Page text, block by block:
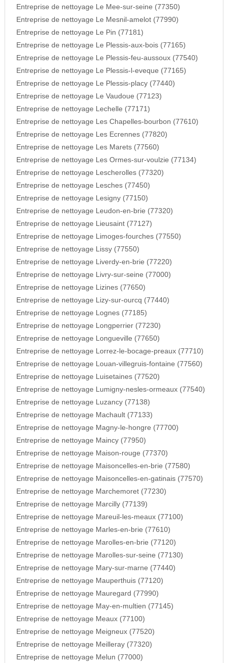
Entreprise de nettoyage Le Mee-sur-seine (77350)
Entreprise de nettoyage Le Mesnil-amelot (77990)
Entreprise de nettoyage Le Pin (77181)
Entreprise de nettoyage Le Plessis-aux-bois (77165)
Entreprise de nettoyage Le Plessis-feu-aussoux (77540)
Entreprise de nettoyage Le Plessis-l-eveque (77165)
Entreprise de nettoyage Le Plessis-placy (77440)
Entreprise de nettoyage Le Vaudoue (77123)
Entreprise de nettoyage Lechelle (77171)
Entreprise de nettoyage Les Chapelles-bourbon (77610)
Entreprise de nettoyage Les Ecrennes (77820)
Entreprise de nettoyage Les Marets (77560)
Entreprise de nettoyage Les Ormes-sur-voulzie (77134)
Entreprise de nettoyage Lescherolles (77320)
Entreprise de nettoyage Lesches (77450)
Entreprise de nettoyage Lesigny (77150)
Entreprise de nettoyage Leudon-en-brie (77320)
Entreprise de nettoyage Lieusaint (77127)
Entreprise de nettoyage Limoges-fourches (77550)
Entreprise de nettoyage Lissy (77550)
Entreprise de nettoyage Liverdy-en-brie (77220)
Entreprise de nettoyage Livry-sur-seine (77000)
Entreprise de nettoyage Lizines (77650)
Entreprise de nettoyage Lizy-sur-ourcq (77440)
Entreprise de nettoyage Lognes (77185)
Entreprise de nettoyage Longperrier (77230)
Entreprise de nettoyage Longueville (77650)
Entreprise de nettoyage Lorrez-le-bocage-preaux (77710)
Entreprise de nettoyage Louan-villegruis-fontaine (77560)
Entreprise de nettoyage Luisetaines (77520)
Entreprise de nettoyage Lumigny-nesles-ormeaux (77540)
Entreprise de nettoyage Luzancy (77138)
Entreprise de nettoyage Machault (77133)
Entreprise de nettoyage Magny-le-hongre (77700)
Entreprise de nettoyage Maincy (77950)
Entreprise de nettoyage Maison-rouge (77370)
Entreprise de nettoyage Maisoncelles-en-brie (77580)
Entreprise de nettoyage Maisoncelles-en-gatinais (77570)
Entreprise de nettoyage Marchemoret (77230)
Entreprise de nettoyage Marcilly (77139)
Entreprise de nettoyage Mareuil-les-meaux (77100)
Entreprise de nettoyage Marles-en-brie (77610)
Entreprise de nettoyage Marolles-en-brie (77120)
Entreprise de nettoyage Marolles-sur-seine (77130)
Entreprise de nettoyage Mary-sur-marne (77440)
Entreprise de nettoyage Mauperthuis (77120)
Entreprise de nettoyage Mauregard (77990)
Entreprise de nettoyage May-en-multien (77145)
Entreprise de nettoyage Meaux (77100)
Entreprise de nettoyage Meigneux (77520)
Entreprise de nettoyage Meilleray (77320)
Entreprise de nettoyage Melun (77000)